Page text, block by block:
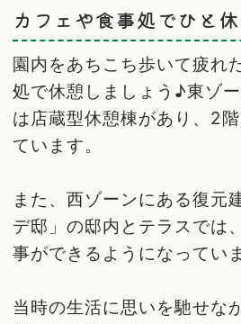
カフェや食事処でひと
園内をあちこち歩いて疲れ
処で休憩しましょう♪東ゾ
は店蔵型休憩棟があり、2
ています。
また、西ゾーンにある復元
デ邸」の邸内とテラスでは
事ができるようになってい
当時の生活に思いを馳せな